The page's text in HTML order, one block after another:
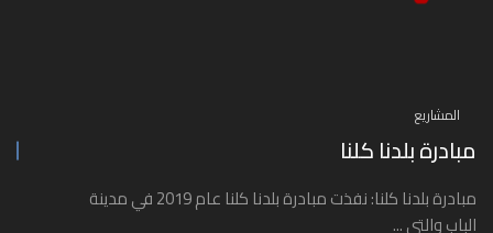
المشاريع
مبادرة بلدنا كلنا
مبادرة بلدنا كلنا: نفذت مبادرة بلدنا كلنا عام 2019 في مدينة
الباب والتي ...